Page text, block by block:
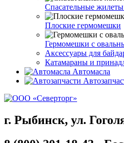
Спасательные
Плоские гермомешки
Гермомешки с
Аксессуары для
Катамараны и
Автомасла
г. Рыбинск, ул.